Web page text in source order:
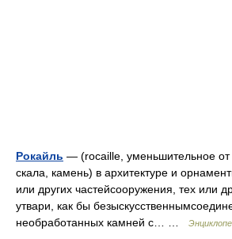
Рокайль — (rocaille, уменьшительное от
скала, камень) в архитектуре и
или других частейсооружения, тех или
утвари, как бы
необработанных камней с… …